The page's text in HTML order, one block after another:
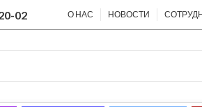
02 О НАС НОВОСТИ